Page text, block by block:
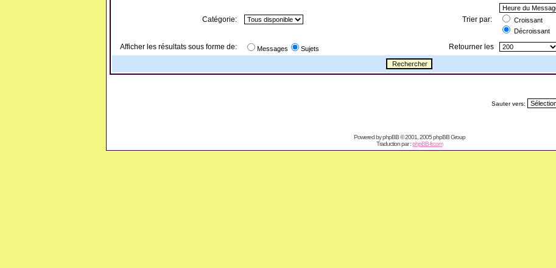
Catégorie: Trier par:
Croissant
Décroissant
Afficher les résultats sous forme de: Messages Sujets Retourner les
Sauter vers:
Powered byphpBB© 2001, 2005 phpBB Group
Traduction par :phpBB-fr.com